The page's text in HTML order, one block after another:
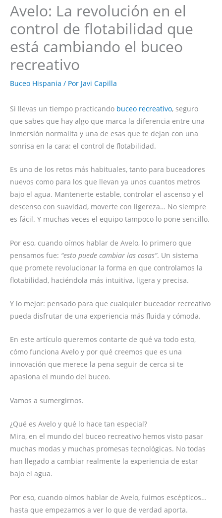
Avelo: La revolución en el
control de flotabilidad que
está cambiando el buceo
recreativo
Buceo Hispania / Por Javi Capilla
Si llevas un tiempo practicando buceo recreativo, seguro
que sabes que hay algo que marca la diferencia entre una
inmersión normalita y una de esas que te dejan con una
sonrisa en la cara: el control de flotabilidad.
Es uno de los retos más habituales, tanto para buceadores
nuevos como para los que llevan ya unos cuantos metros
bajo el agua. Mantenerte estable, controlar el ascenso y el
descenso con suavidad, moverte con ligereza… No siempre
es fácil. Y muchas veces el equipo tampoco lo pone sencillo.
Por eso, cuando oímos hablar de Avelo, lo primero que
pensamos fue: “esto puede cambiar las cosas”. Un sistema
que promete revolucionar la forma en que controlamos la
flotabilidad, haciéndola más intuitiva, ligera y precisa.
Y lo mejor: pensado para que cualquier buceador recreativo
pueda disfrutar de una experiencia más fluida y cómoda.
En este artículo queremos contarte de qué va todo esto,
cómo funciona Avelo y por qué creemos que es una
innovación que merece la pena seguir de cerca si te
apasiona el mundo del buceo.
Vamos a sumergirnos.
¿Qué es Avelo y qué lo hace tan especial?
Mira, en el mundo del buceo recreativo hemos visto pasar
muchas modas y muchas promesas tecnológicas. No todas
han llegado a cambiar realmente la experiencia de estar
bajo el agua.
Por eso, cuando oímos hablar de Avelo, fuimos escépticos…
hasta que empezamos a ver lo que de verdad aporta.